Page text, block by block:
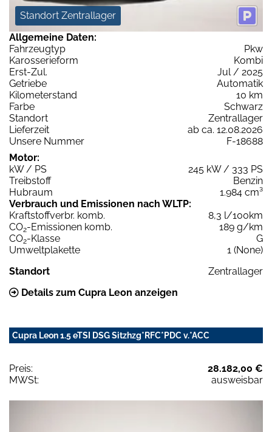
Standort Zentrallager
Allgemeine Daten:
Fahrzeugtyp
Pkw
Karosserieform
Kombi
Erst-Zul.
Jul / 2025
Getriebe
Automatik
Kilometerstand
10 km
Farbe
Schwarz
Standort
Zentrallager
Lieferzeit
ab ca. 12.08.2026
Unsere Nummer
F-18688
Motor:
kW / PS
245 kW / 333 PS
Treibstoff
Benzin
Hubraum
1.984 cm³
Verbrauch und Emissionen nach WLTP:
Kraftstoffverbr. komb.
8,3 l/100km
CO2-Emissionen komb.
189 g/km
CO2-Klasse
G
Umweltplakette
1 (None)
Standort
Zentrallager
Details zum Cupra Leon anzeigen
Cupra Leon 1.5 eTSI DSG Sitzhzg*RFC*PDC v.*ACC
Preis:
28.182,00 €
MWSt:
ausweisbar